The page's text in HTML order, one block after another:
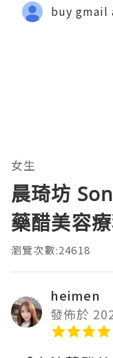
buy gmail
女生
晨琦坊
藥醋美容
瀏覽次數:24618
heimen
發佈於